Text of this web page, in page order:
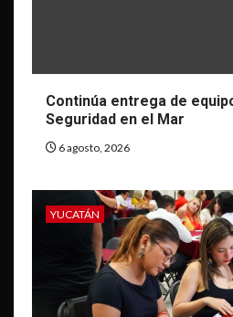
Continúa entrega de
Seguridad en el Mar
6 agosto, 2026
YUCATÁN